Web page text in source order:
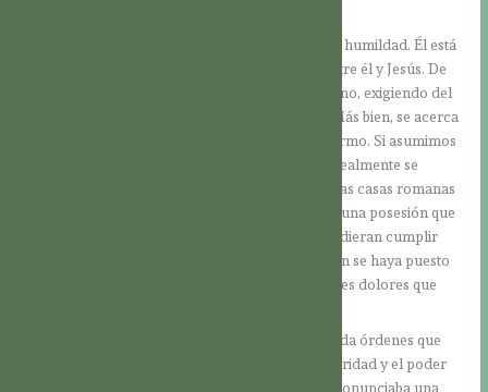
En primer lugar, puede percibirse una actitud de humildad. Él está
consciente de que hay una diferencia abismal entre él y Jesús. De
ningún modo se presenta orgulloso como romano, exigiendo del
Señor una curación como si fuera su derecho. Más bien, se acerca
e intercede por otra persona, por su criado enfermo. Si asumimos
que no lo hizo por interés propio, veremos que realmente se
preocupaba por su siervo. Ciertamente en muchas casas romanas
la situación era distinta, donde los esclavos eran una posesión que
simplemente se desechaba una vez que ya no pudieran cumplir
con su función. Pero el hecho de que el centurión se haya puesto
en camino por causa de su criado y por los fuertes dolores que
Basándose en su propia experiencia de jefe, que da órdenes que
deben ser cumplidas, puede comprender la autoridad y el poder
de Jesús. Así, él sabía lo que sucedería si Jesús pronunciaba una